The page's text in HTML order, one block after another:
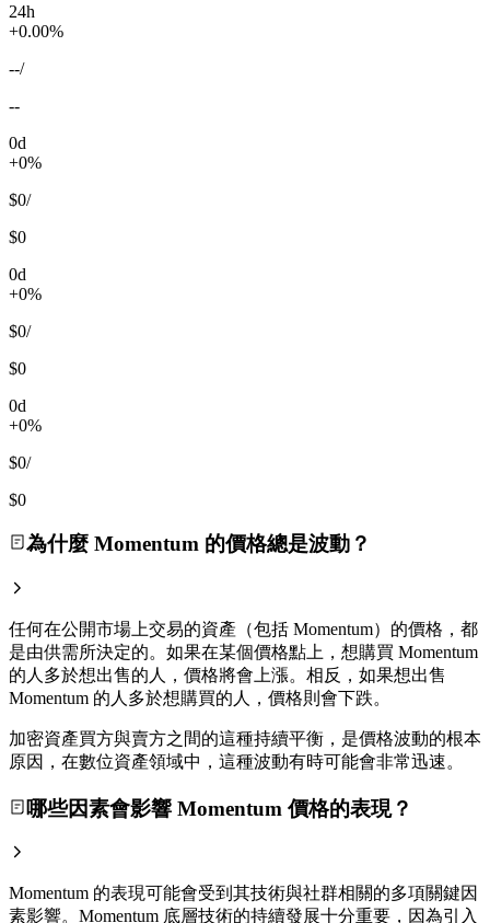
24h
+0.00%
--/
--
0d
+0%
$0/
$0
0d
+0%
$0/
$0
0d
+0%
$0/
$0
為什麼 Momentum 的價格總是波動？
任何在公開市場上交易的資產（包括 Momentum）的價格，都
是由供需所決定的。如果在某個價格點上，想購買 Momentum
的人多於想出售的人，價格將會上漲。相反，如果想出售
Momentum 的人多於想購買的人，價格則會下跌。
加密資產買方與賣方之間的這種持續平衡，是價格波動的根本
原因，在數位資產領域中，這種波動有時可能會非常迅速。
哪些因素會影響 Momentum 價格的表現？
Momentum 的表現可能會受到其技術與社群相關的多項關鍵因
素影響。Momentum 底層技術的持續發展十分重要，因為引入